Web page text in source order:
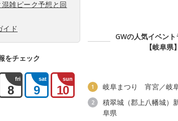
雑ピーク予想と回
イド
をチェック
fri
8
sat
9
sun
10
GWの人気イベン
【岐阜県】
1 岐阜まつり 宵宮／岐
2
積翠城（郡上八幡城）
阜県